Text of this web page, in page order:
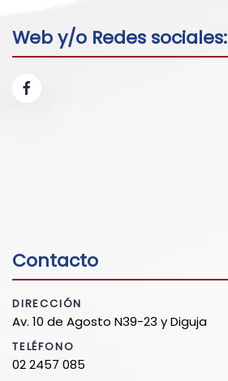
Web y/o Redes sociales:
Contacto
DIRECCIÓN
Av. 10 de Agosto N39-23 y Diguja
TELÉFONO
02 2457 085